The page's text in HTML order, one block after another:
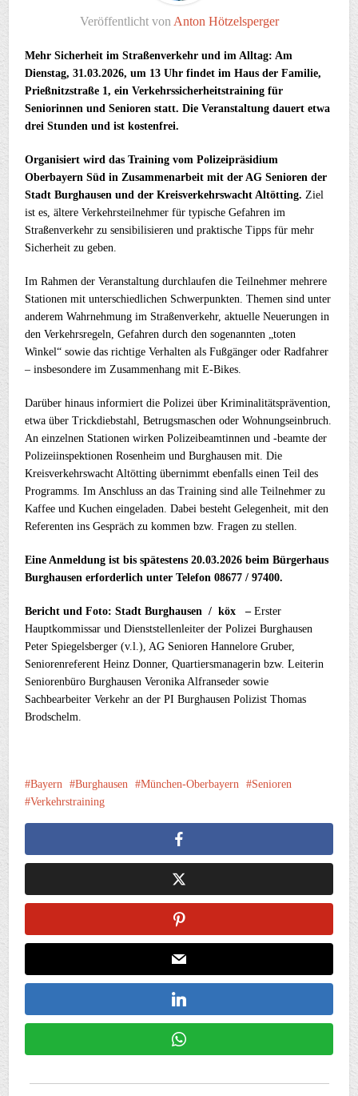
Veröffentlicht von Anton Hötzelsperger
Mehr Sicherheit im Straßenverkehr und im Alltag: Am
Dienstag, 31.03.2026, um 13 Uhr findet im Haus der Familie,
Prießnitzstraße 1, ein Verkehrssicherheitstraining für
Seniorinnen und Senioren statt. Die Veranstaltung dauert etwa
drei Stunden und ist kostenfrei.
Organisiert wird das Training vom Polizeipräsidium
Oberbayern Süd in Zusammenarbeit mit der AG Senioren der
Stadt Burghausen und der Kreisverkehrswacht Altötting. Ziel
ist es, ältere Verkehrsteilnehmer für typische Gefahren im
Straßenverkehr zu sensibilisieren und praktische Tipps für mehr
Sicherheit zu geben.
Im Rahmen der Veranstaltung durchlaufen die Teilnehmer mehrere
Stationen mit unterschiedlichen Schwerpunkten. Themen sind unter
anderem Wahrnehmung im Straßenverkehr, aktuelle Neuerungen in
den Verkehrsregeln, Gefahren durch den sogenannten „toten
Winkel“ sowie das richtige Verhalten als Fußgänger oder Radfahrer
– insbesondere im Zusammenhang mit E-Bikes.
Darüber hinaus informiert die Polizei über Kriminalitätsprävention,
etwa über Trickdiebstahl, Betrugsmaschen oder Wohnungseinbruch.
An einzelnen Stationen wirken Polizeibeamtinnen und -beamte der
Polizeiinspektionen Rosenheim und Burghausen mit. Die
Kreisverkehrswacht Altötting übernimmt ebenfalls einen Teil des
Programms. Im Anschluss an das Training sind alle Teilnehmer zu
Kaffee und Kuchen eingeladen. Dabei besteht Gelegenheit, mit den
Referenten ins Gespräch zu kommen bzw. Fragen zu stellen.
Eine Anmeldung ist bis spätestens 20.03.2026 beim Bürgerhaus
Burghausen erforderlich unter Telefon 08677 / 97400.
Bericht und Foto: Stadt Burghausen / köx –Erster
Hauptkommissar und Dienststellenleiter der Polizei Burghausen
Peter Spiegelsberger (v.l.), AG Senioren Hannelore Gruber,
Seniorenreferent Heinz Donner, Quartiersmanagerin bzw. Leiterin
Seniorenbüro Burghausen Veronika Alfranseder sowie
Sachbearbeiter Verkehr an der PI Burghausen Polizist Thomas
Brodschelm.
Bayern Burghausen München-Oberbayern
Senioren
Verkehrstraining